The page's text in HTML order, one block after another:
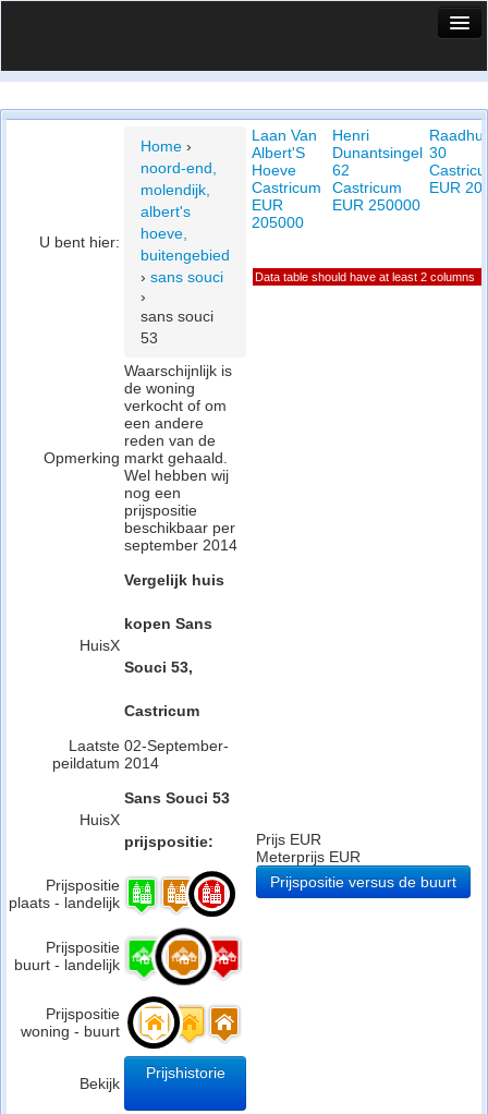
Vergelijk prijsposities - wijk
U bent hier:
Home ›
noord-end,
molendijk,
albert's
hoeve,
buitengebied
› sans souci
›
sans souci
53
Opmerking
Waarschijnlijk is
de woning
verkocht of om
een andere
reden van de
markt gehaald.
Wel hebben wij
nog een
prijspositie
beschikbaar per
september 2014
HuisX
Vergelijk huis
kopen Sans
Souci 53,
Castricum
Laatste
peildatum
02-September-
2014
HuisX
Sans Souci 53
prijspositie:
Prijspositie
plaats - landelijk
Prijspositie
buurt - landelijk
Prijspositie
woning - buurt
Bekijk
Prijshistorie
Laan Van
Albert'S
Hoeve
Castricum
EUR
205000
Henri
Dunantsingel
62
Castricum
EUR 250000
30
EUR
Data table should have at least 2 columns
Prijs EUR
Meterprijs EUR
Prijspositie versus de buurt